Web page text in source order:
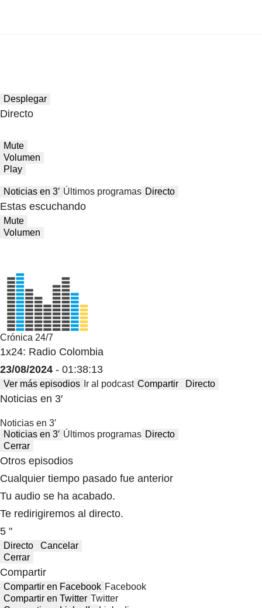
Desplegar
Directo
Mute
Volumen
Play
Noticias en 3′ Últimos programas Directo
Estas escuchando
Mute
Volumen
Crónica 24/7
1x24: Radio Colombia
23/08/2024 - 01:38:13
Ver más episodios Ir al podcast Compartir Directo
Noticias en 3′
Noticias en 3′
Noticias en 3′ Últimos programas Directo
Cerrar
Otros episodios
Cualquier tiempo pasado fue anterior
Tu audio se ha acabado.
Te redirigiremos al directo.
5 "
Directo
Cancelar
Cerrar
Compartir
Compartir en Facebook Facebook
Compartir en Twitter Twitter